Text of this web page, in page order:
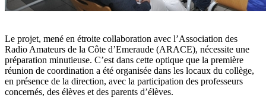
Le projet, mené en étroite collaboration avec l’Association des
Radio Amateurs de la Côte d’Emeraude (ARACE), nécessite une
préparation minutieuse. C’est dans cette optique que la première
réunion de coordination a été organisée dans les locaux du collège,
en présence de la direction, avec la participation des professeurs
concernés, des élèves et des parents d’élèves.